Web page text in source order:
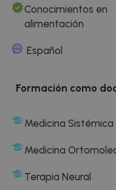
Conocimientos en
alimentación
Español
Formación como
Medicina Sistémica
Medicina
Terapia Neural